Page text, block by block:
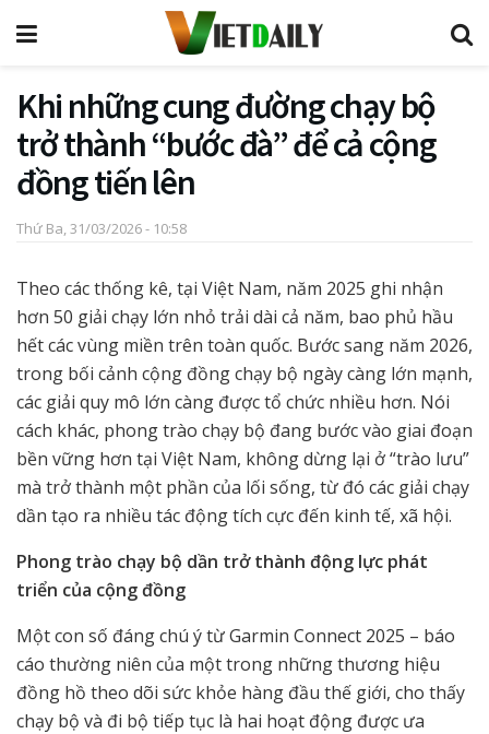
Khi những cung đường chạy bộ
trở thành “bước đà” để cả cộng
đồng tiến lên
Thứ Ba, 31/03/2026 - 10:58
Theo các thống kê, tại Việt Nam, năm 2025 ghi nhận
hơn 50 giải chạy lớn nhỏ trải dài cả năm, bao phủ hầu
hết các vùng miền trên toàn quốc. Bước sang năm 2026,
trong bối cảnh cộng đồng chạy bộ ngày càng lớn mạnh,
các giải quy mô lớn càng được tổ chức nhiều hơn. Nói
cách khác, phong trào chạy bộ đang bước vào giai đoạn
bền vững hơn tại Việt Nam, không dừng lại ở “trào lưu”
mà trở thành một phần của lối sống, từ đó các giải chạy
dần tạo ra nhiều tác động tích cực đến kinh tế, xã hội.
Phong trào chạy bộ dần trở thành động lực phát
triển của cộng đồng
Một con số đáng chú ý từ Garmin Connect 2025 – báo
cáo thường niên của một trong những thương hiệu
đồng hồ theo dõi sức khỏe hàng đầu thế giới, cho thấy
chạy bộ và đi bộ tiếp tục là hai hoạt động được ưa